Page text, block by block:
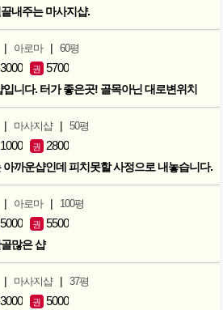
내주는 마사지샵.
| 아로마 | 60평
3000 권 5700
입니다. 터가 좋은곳! 골목아닌 대로변위치
| 마사지샵 | 50평
1000 권 2800
아까운샵인데 피치못할 사정으로 내놓습니다.
| 아로마 | 100평
5000 권 5500
많은 샵
| 마사지샵 | 37평
3000 권 5000